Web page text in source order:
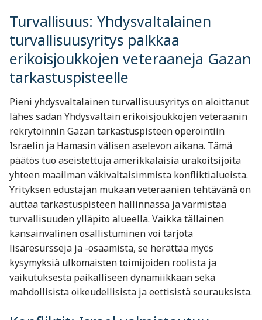
Turvallisuus: Yhdysvaltalainen
turvallisuusyritys palkkaa
erikoisjoukkojen veteraaneja Gazan
tarkastuspisteelle
Pieni yhdysvaltalainen turvallisuusyritys on aloittanut
lähes sadan Yhdysvaltain erikoisjoukkojen veteraanin
rekrytoinnin Gazan tarkastuspisteen operointiin
Israelin ja Hamasin välisen aselevon aikana. Tämä
päätös tuo aseistettuja amerikkalaisia urakoitsijoita
yhteen maailman väkivaltaisimmista konfliktialueista.
Yrityksen edustajan mukaan veteraanien tehtävänä on
auttaa tarkastuspisteen hallinnassa ja varmistaa
turvallisuuden ylläpito alueella. Vaikka tällainen
kansainvälinen osallistuminen voi tarjota
lisäresursseja ja -osaamista, se herättää myös
kysymyksiä ulkomaisten toimijoiden roolista ja
vaikutuksesta paikalliseen dynamiikkaan sekä
mahdollisista oikeudellisista ja eettisistä seurauksista.